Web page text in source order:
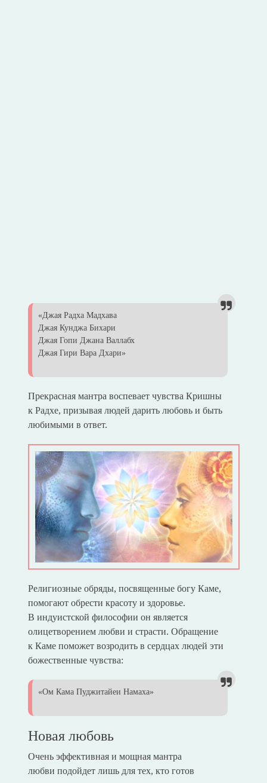
«Джая Радха Мадхава
Джая Кунджа Бихари
Джая Гопи Джана Валлабх
Джая Гири Вара Дхари»
Прекрасная мантра воспевает чувства Кришны
к Радхе, призывая людей дарить любовь и быть
любимыми в ответ.
Религиозные обряды, посвященные богу Каме,
помогают обрести красоту и здоровье.
В индуистской философии он является
олицетворением любви и страсти. Обращение
к Каме поможет возродить в сердцах людей эти
божественные чувства:
«Ом Кама Пуджитайеи Намаха»
Новая любовь
Очень эффективная и мощная мантра
любви подойдет лишь для тех, кто готов